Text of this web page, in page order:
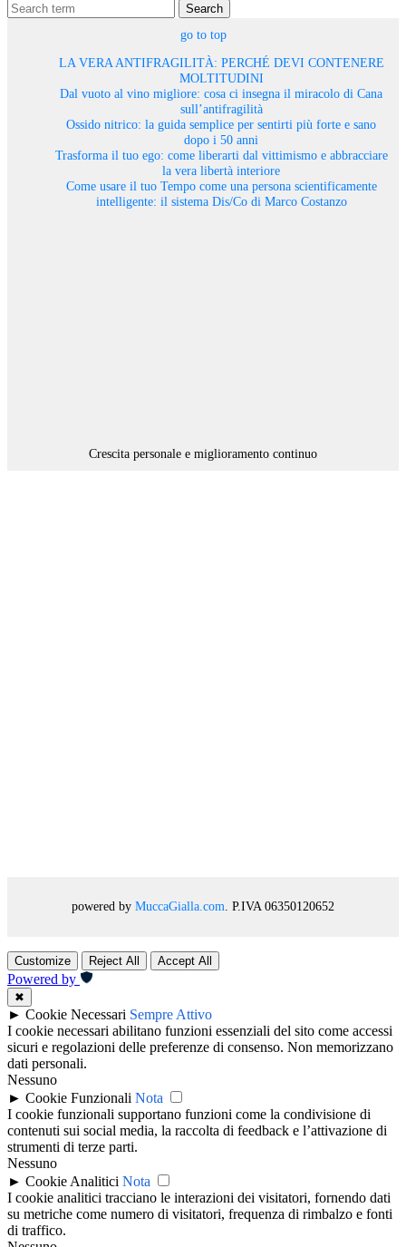
Search
go to top
LA VERA ANTIFRAGILITÀ: PERCHÉ DEVI CONTENERE
MOLTITUDINI
Dal vuoto al vino migliore: cosa ci insegna il miracolo di Cana
sull’antifragilità
Ossido nitrico: la guida semplice per sentirti più forte e sano
dopo i 50 anni
Trasforma il tuo ego: come liberarti dal vittimismo e abbracciare
la vera libertà interiore
Come usare il tuo Tempo come una persona scientificamente
intelligente: il sistema Dis/Co di Marco Costanzo
Crescita personale e miglioramento continuo
powered by MuccaGialla.com . P.IVA 06350120652
Customize Reject All Accept All
Powered by
✖
► Cookie Necessari Sempre Attivo
I cookie necessari abilitano funzioni essenziali del sito come accessi
sicuri e regolazioni delle preferenze di consenso. Non memorizzano
dati personali.
Nessuno
► Cookie Funzionali Nota
I cookie funzionali supportano funzioni come la condivisione di
contenuti sui social media, la raccolta di feedback e l’attivazione di
strumenti di terze parti.
Nessuno
► Cookie Analitici Nota
I cookie analitici tracciano le interazioni dei visitatori, fornendo dati
su metriche come numero di visitatori, frequenza di rimbalzo e fonti
di traffico.